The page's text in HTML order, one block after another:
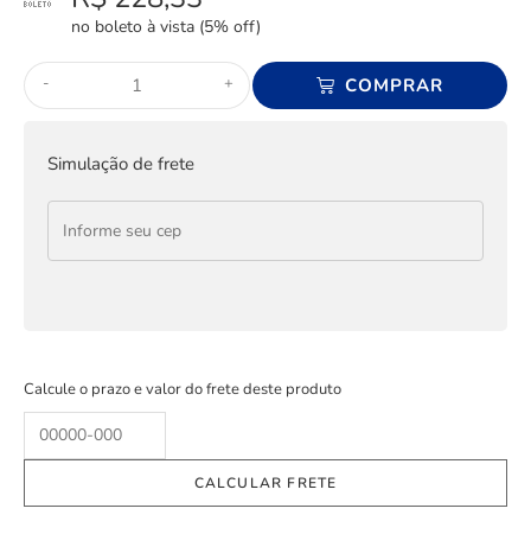
no boleto à vista (5% off)
- + COMPRAR
Simulação de frete
Calcule o prazo e valor do frete deste produto